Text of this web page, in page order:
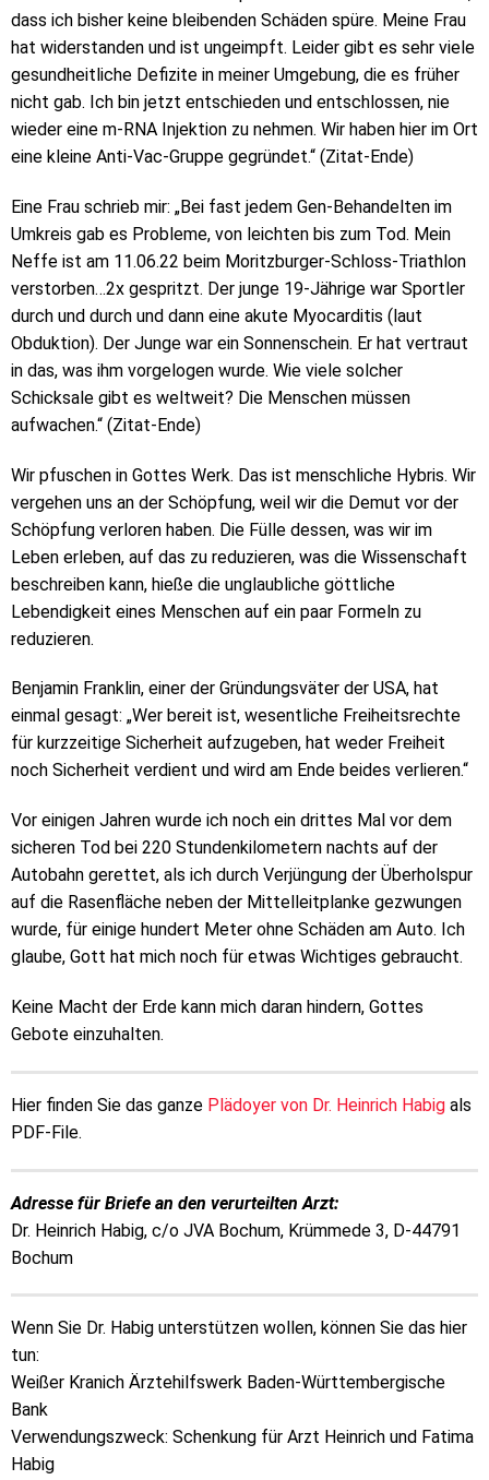
dass ich bisher keine bleibenden Schäden spüre. Meine Frau
hat widerstanden und ist ungeimpft. Leider gibt es sehr viele
gesundheitliche Defizite in meiner Umgebung, die es früher
nicht gab. Ich bin jetzt entschieden und entschlossen, nie
wieder eine m-RNA Injektion zu nehmen. Wir haben hier im Ort
eine kleine Anti-Vac-Gruppe gegründet.“ (Zitat-Ende)
Eine Frau schrieb mir: „Bei fast jedem Gen-Behandelten im
Umkreis gab es Probleme, von leichten bis zum Tod. Mein
Neffe ist am 11.06.22 beim Moritzburger-Schloss-Triathlon
verstorben…2x gespritzt. Der junge 19-Jährige war Sportler
durch und durch und dann eine akute Myocarditis (laut
Obduktion). Der Junge war ein Sonnenschein. Er hat vertraut
in das, was ihm vorgelogen wurde. Wie viele solcher
Schicksale gibt es weltweit? Die Menschen müssen
aufwachen.“ (Zitat-Ende)
Wir pfuschen in Gottes Werk. Das ist menschliche Hybris. Wir
vergehen uns an der Schöpfung, weil wir die Demut vor der
Schöpfung verloren haben. Die Fülle dessen, was wir im
Leben erleben, auf das zu reduzieren, was die Wissenschaft
beschreiben kann, hieße die unglaubliche göttliche
Lebendigkeit eines Menschen auf ein paar Formeln zu
reduzieren.
Benjamin Franklin, einer der Gründungsväter der USA, hat
einmal gesagt: „Wer bereit ist, wesentliche Freiheitsrechte
für kurzzeitige Sicherheit aufzugeben, hat weder Freiheit
noch Sicherheit verdient und wird am Ende beides verlieren.“
Vor einigen Jahren wurde ich noch ein drittes Mal vor dem
sicheren Tod bei 220 Stundenkilometern nachts auf der
Autobahn gerettet, als ich durch Verjüngung der Überholspur
auf die Rasenfläche neben der Mittelleitplanke gezwungen
wurde, für einige hundert Meter ohne Schäden am Auto. Ich
glaube, Gott hat mich noch für etwas Wichtiges gebraucht.
Keine Macht der Erde kann mich daran hindern, Gottes
Gebote einzuhalten.
Hier finden Sie das ganze Plädoyer von Dr. Heinrich Habig als
PDF-File.
Adresse für Briefe an den verurteilten Arzt:
Dr. Heinrich Habig, c/o JVA Bochum, Krümmede 3, D-44791
Bochum
Wenn Sie Dr. Habig unterstützen wollen, können Sie das hier
tun:
Weißer Kranich Ärztehilfswerk Baden-Württembergische
Bank
Verwendungszweck: Schenkung für Arzt Heinrich und Fatima
Habig